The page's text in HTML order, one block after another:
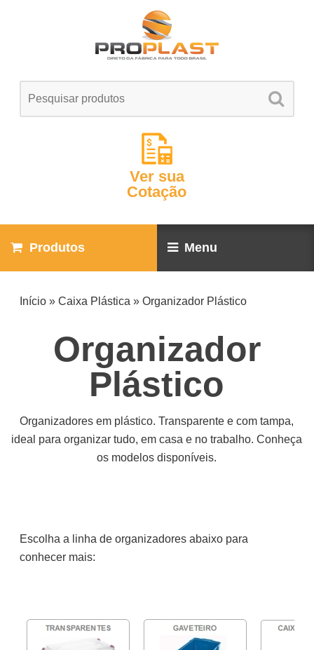
Ver sua
Cotação
Produtos Menu
Início »Caixa Plástica »Organizador Plástico
Organizador
Plástico
Organizadores em plástico. Transparente e com tampa,
ideal para organizar tudo, em casa e no trabalho. Conheça
os modelos disponíveis.
Escolha a linha de organizadores abaixo para
conhecer mais: